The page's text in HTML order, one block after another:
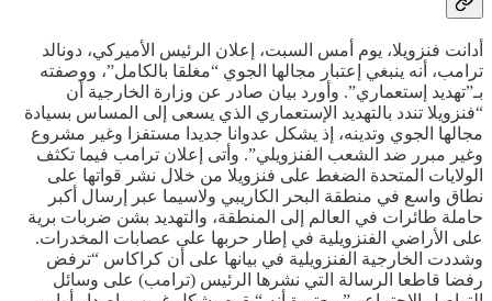
أدانت فنزويلا، يوم أمس السبت، إعلان الرئيس الأميركي، دونالد
ترامب، أنه ينبغي إعتبار مجالها الجوي “مغلقا بالكامل”، ووصفته
بـ”تهديد إستعماري”. وأورد بيان صادر عن وزارة الخارجية أن
“فنزويلا تندد بالتهديد الإستعماري الذي يسعى إلى المساس بسيادة
مجالها الجوي وتدينه، إذ يشكل عدوانا جديدا مستفزا وغير مشروع
وغير مبرر ضد الشعب الفنزويلي”. وأتى إعلان ترامب فيما تكثف
الولايات المتحدة الضغط على فنزويلا من خلال نشر قواتها على
نطاق واسع في منطقة البحر الكاريبي ولاسيما عبر إرسال أكبر
حاملة طائرات في العالم إلى المنطقة، والتهديد بشن ضربات برية
على الأراضي الفنزويلية في إطار حربها على عصابات المخدرات.
وشددت الخارجية الفنزويلية في بيانها على أن كراكاس “ترفض
رفضا قاطعا الرسالة التي نشرها الرئيس (ترامب) على وسائل